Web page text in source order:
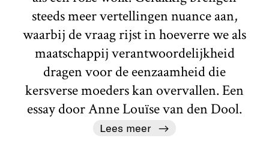
steeds meer vertellingen nuance aan,
waarbij de vraag rijst in hoeverre we als
maatschappij verantwoordelijkheid
dragen voor de eenzaamheid die
kersverse moeders kan overvallen. Een
essay door Anne Louïse van den Dool.
Lees meer